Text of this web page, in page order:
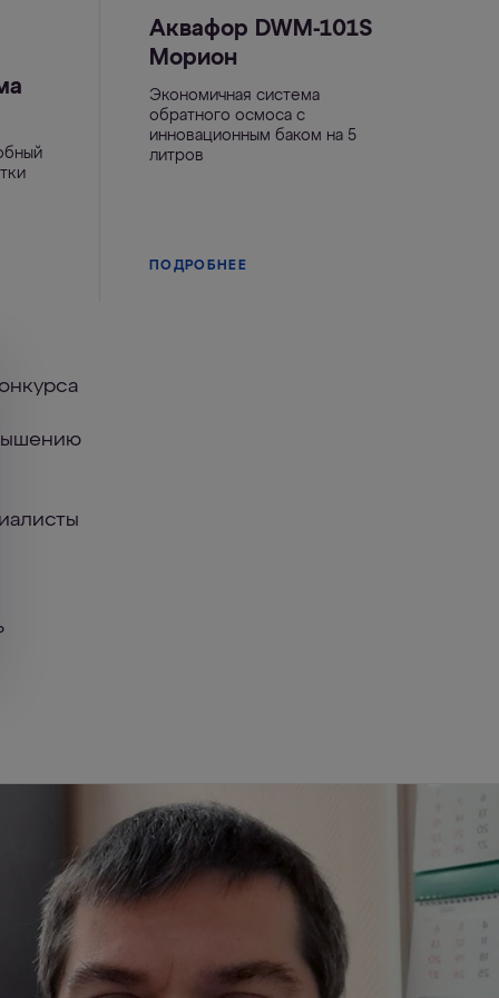
Аквафор DWM-101S
Морион
Экономичная система
обратного осмоса с
инновационным баком на 5
литров
ПОДРОБНЕЕ